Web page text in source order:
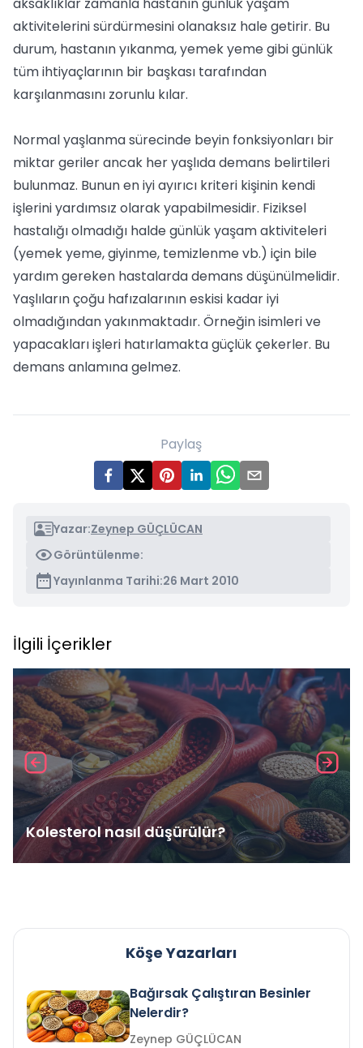
aktivitelerini sürdürmesini olanaksız hale getirir. Bu
durum, hastanın yıkanma, yemek yeme gibi günlük
tüm ihtiyaçlarının bir başkası tarafından
karşılanmasını zorunlu kılar.
Normal yaşlanma sürecinde beyin fonksiyonları bir
miktar geriler ancak her yaşlıda demans belirtileri
bulunmaz. Bunun en iyi ayırıcı kriteri kişinin kendi
işlerini yardımsız olarak yapabilmesidir. Fiziksel
hastalığı olmadığı halde günlük yaşam aktiviteleri
(yemek yeme, giyinme, temizlenme vb.) için bile
yardım gereken hastalarda demans düşünülmelidir.
Yaşlıların çoğu hafızalarının eskisi kadar iyi
olmadığından yakınmaktadır. Örneğin isimleri ve
yapacakları işleri hatırlamakta güçlük çekerler. Bu
demans anlamına gelmez.
Paylaş
Yazar:Zeynep GÜÇLÜCAN
Görüntülenme:
Yayınlanma Tarihi:26 Mart 2010
İlgili İçerikler
Kolesterol nasıl düşürülür?
Köşe Yazarları
Bağırsak Çalıştıran Besinler
Nelerdir?
Zeynep GÜÇLÜCAN